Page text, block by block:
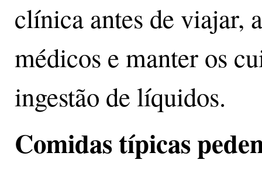
clínica antes de viajar,
médicos e manter os
ingestão de líquidos.
Comidas típicas